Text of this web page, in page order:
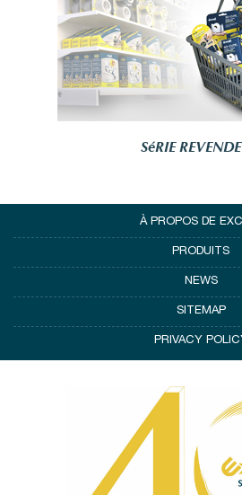
SéRIE
À PROPOS DE
PRODUITS
NEWS
SITEMAP
PRIVACY